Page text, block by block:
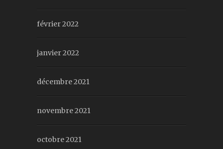
février 2022
janvier 2022
décembre 2021
novembre 2021
octobre 2021